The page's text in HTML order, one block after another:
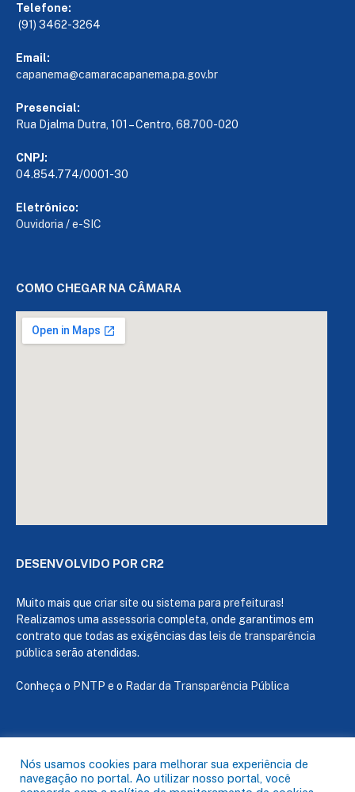
Telefone:
(91) 3462-3264
Email:
capanema@camaracapanema.pa.gov.br
Presencial:
Rua Djalma Dutra, 101 – Centro, 68.700-020
CNPJ:
04.854.774/0001-30
Eletrônico:
Ouvidoria /e-SIC
COMO CHEGAR NA CÂMARA
DESENVOLVIDO POR CR2
Muito mais que criar site ou sistema para prefeituras!
Realizamos uma assessoria completa, onde garantimos em
contrato que todas as exigências das leis de transparência
pública serão atendidas.
Conheça o PNTP e o Radar da Transparência Pública
Todos os direitos reservados a Câmara de Capanema
Nós usamos cookies para melhorar sua experiência de
navegação no portal. Ao utilizar nosso portal, você